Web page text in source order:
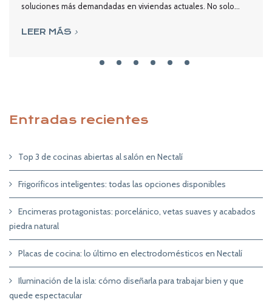
soluciones más demandadas en viviendas actuales. No solo...
LEER MÁS
Entradas recientes
Top 3 de cocinas abiertas al salón en Nectalí
Frigoríficos inteligentes: todas las opciones disponibles
Encimeras protagonistas: porcelánico, vetas suaves y acabados
piedra natural
Placas de cocina: lo último en electrodomésticos en Nectalí
Iluminación de la isla: cómo diseñarla para trabajar bien y que
quede espectacular